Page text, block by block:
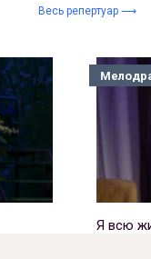
Весь репертуар ⟶
Я всю